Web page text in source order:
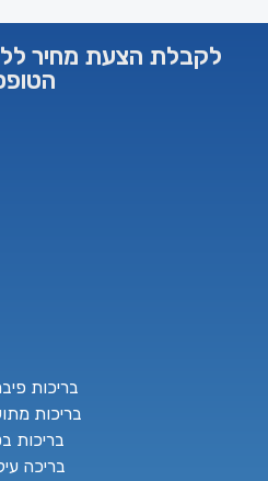
לקבלת הצעת מחיר
בריכות
בריכות
בריכות
בריכה